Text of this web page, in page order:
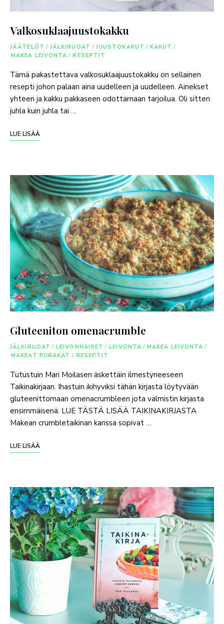
Valkosuklaajuustokakku
JÄÄTELÖT / JÄLKIRUOAT / JUUSTOKAKUT / KAKUT /
MAKEA LEIVONTA / RESEPTIT
Tämä pakastettava valkosuklaajuustokakku on sellainen
resepti johon palaan aina uudelleen ja uudelleen. Ainekset
yhteen ja kakku pakkaseen odottamaan tarjoilua. Oli sitten
juhla kuin juhla tai …
LUE LISÄÄ
Gluteeniton omenacrumble
JÄLKIRUOAT / LEIVONNAISET / LEIVONTA / MAKEA LEIVONTA /
MAKEAT PIIRAKAT / RESEPTIT
Tutustuin Mari Moilasen äskettäin ilmestyneeseen
Taikinakirjaan. Ihastuin ikihyviksi tähän kirjasta löytyvään
gluteenittomaan omenacrumbleen jota valmistin kirjasta
ensimmäisenä. LUE TÄSTÄ LISÄÄ TAIKINAKIRJASTA
Makean crumbletaikinan kanssa sopivat …
LUE LISÄÄ